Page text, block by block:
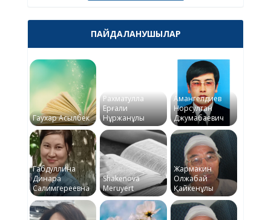
ПАЙДАЛАНУШЫЛАР
Гаухар Асылбек
Рахматулла
Ерғали
Нұржанұлы
Амангелдиев
Норсултан
Джумабаевич
Габдуллина
Динара
Салимгереевна
Shakenova
Meruyert
Жармакин
Олжабай
Қайкенұлы